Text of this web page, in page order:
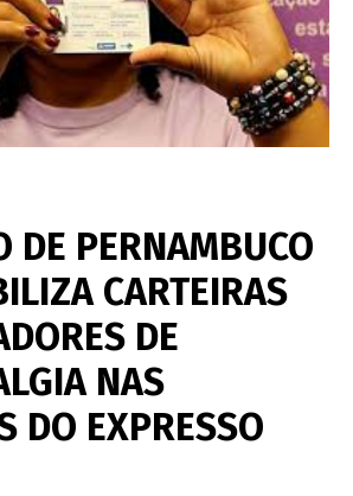
DE PERNAMBUCO
CARTEIRAS
DE
NAS
DO EXPRESSO